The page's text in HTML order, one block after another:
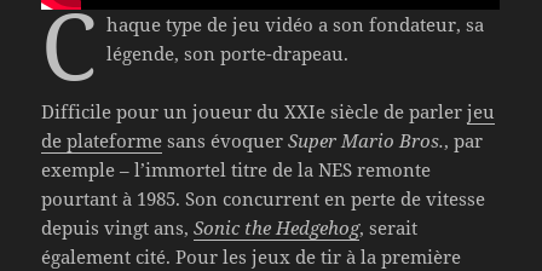
C haque type de jeu vidéo a son fondateur, sa
légende, son porte-drapeau.
Difficile pour un joueur du XXIe siècle de parlerjeu
de plateforme sans évoquerSuper Mario Bros., par
exemple – l’immortel titre de la NES remonte
pourtant à 1985. Son concurrent en perte de vitesse
depuis vingt ans,Sonic the Hedgehog, serait
également cité. Pour les jeux de tir à la première